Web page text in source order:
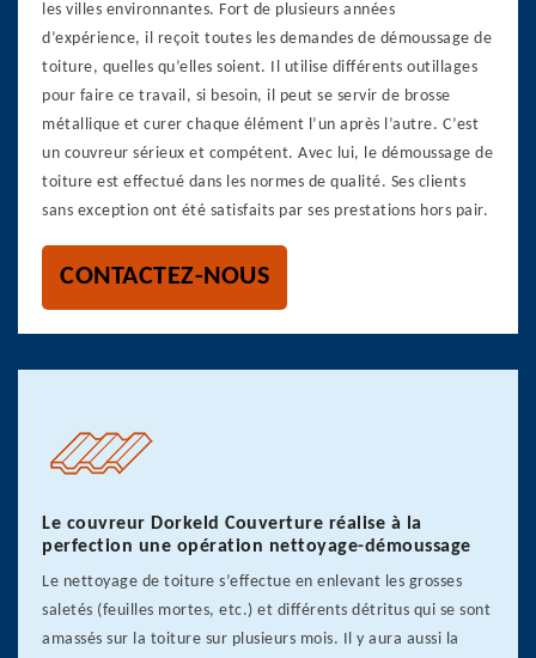
les villes environnantes. Fort de plusieurs années
d’expérience, il reçoit toutes les demandes de démoussage de
toiture, quelles qu’elles soient. Il utilise différents outillages
pour faire ce travail, si besoin, il peut se servir de brosse
métallique et curer chaque élément l’un après l’autre. C’est
un couvreur sérieux et compétent. Avec lui, le démoussage de
toiture est effectué dans les normes de qualité. Ses clients
sans exception ont été satisfaits par ses prestations hors pair.
CONTACTEZ-NOUS
Le couvreur Dorkeld Couverture réalise à la
perfection une opération nettoyage-démoussage
Le nettoyage de toiture s’effectue en enlevant les grosses
saletés (feuilles mortes, etc.) et différents détritus qui se sont
amassés sur la toiture sur plusieurs mois. Il y aura aussi la